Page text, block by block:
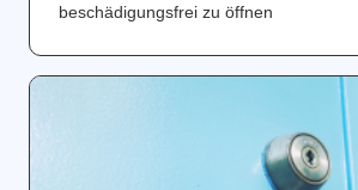
beschädigungsfrei zu öffnen